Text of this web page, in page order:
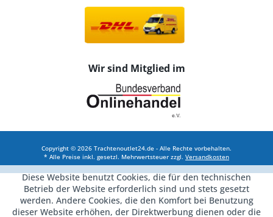
Wir sind Mitglied im
Copyright © 2026 Trachtenoutlet24.de - Alle Rechte vorbehalten.
* Alle Preise inkl. gesetzl. Mehrwertsteuer zzgl. Versandkosten
Diese Website benutzt Cookies, die für den technischen
Betrieb der Website erforderlich sind und stets gesetzt
werden. Andere Cookies, die den Komfort bei Benutzung
dieser Website erhöhen, der Direktwerbung dienen oder die